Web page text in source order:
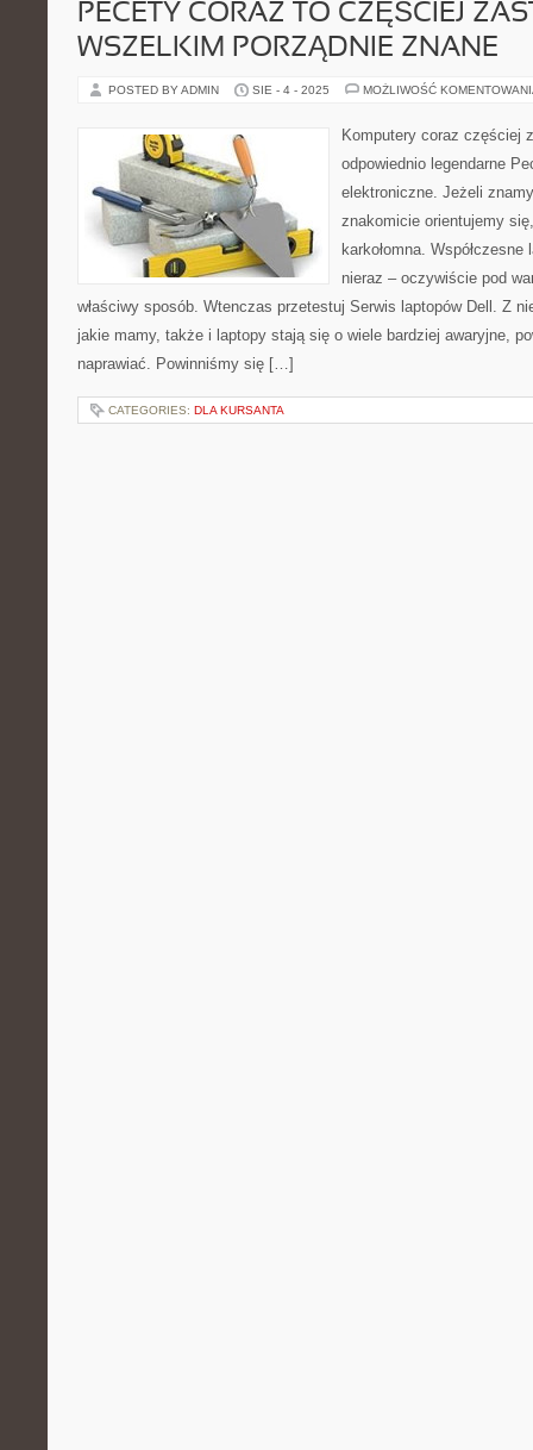
PECETY CORAZ TO CZĘŚCIEJ
WSZELKIM PORZĄDNIE ZNANE
POSTED BY ADMIN SIE - 4 - 2025 MOŻLIWOŚĆ
Komputery coraz częściej
odpowiednio legendarne
elektroniczne. Jeżeli
znakomicie orientujemy
karkołomna.
nieraz – oczywiście pod
właściwy sposób. Wtenczas przetestuj Serwis laptopów Dell. Z
jakie mamy, także i laptopy stają się o wiele bardziej awaryjne,
naprawiać. Powinniśmy się […]
CATEGORIES: DLA KURSANTA